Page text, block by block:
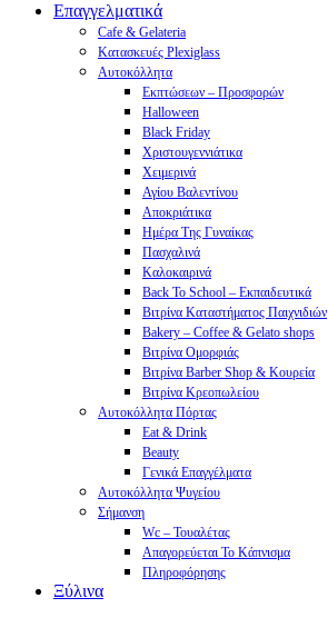
Επαγγελματικά
Cafe & Gelateria
Κατασκευές Plexiglass
Αυτοκόλλητα
Εκπτώσεων – Προσφορών
Halloween
Black Friday
Χριστουγεννιάτικα
Χειμερινά
Αγίου Βαλεντίνου
Αποκριάτικα
Ημέρα Της Γυναίκας
Πασχαλινά
Καλοκαιρινά
Back To School – Εκπαιδευτικά
Βιτρίνα Καταστήματος Παιχνιδιών
Bakery – Coffee & Gelato shops
Βιτρίνα Ομορφιάς
Βιτρίνα Barber Shop & Κουρεία
Βιτρίνα Κρεοπωλείου
Αυτοκόλλητα Πόρτας
Eat & Drink
Beauty
Γενικά Επαγγέλματα
Αυτοκόλλητα Ψυγείου
Σήμανση
Wc – Τουαλέτας
Απαγορεύεται Το Κάπνισμα
Πληροφόρησης
Ξύλινα